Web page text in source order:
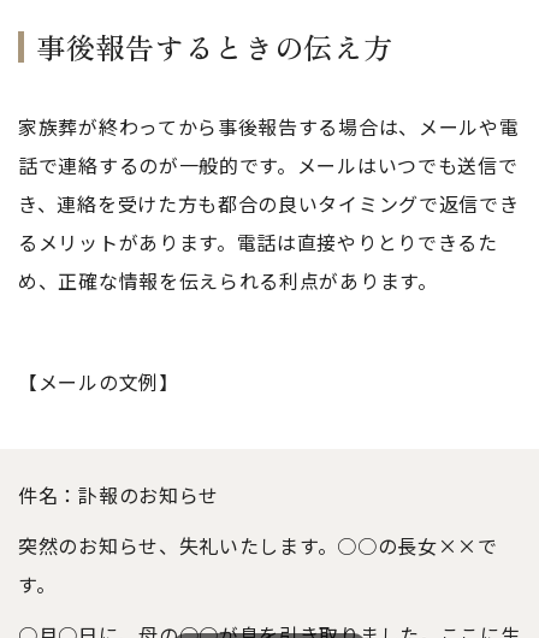
事後報告するときの伝え方
家族葬が終わってから事後報告する場合は、メールや電
話で連絡するのが一般的です。メールはいつでも送信で
き、連絡を受けた方も都合の良いタイミングで返信でき
るメリットがあります。電話は直接やりとりできるた
め、正確な情報を伝えられる利点があります。
【メールの文例】
件名：訃報のお知らせ
突然のお知らせ、失礼いたします。○○の長女××で
す。